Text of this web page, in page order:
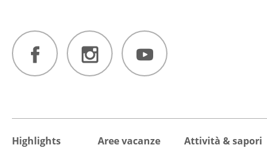
Highlights Aree vacanze Attività & sapori